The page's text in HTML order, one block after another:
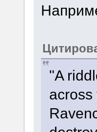
"A
across